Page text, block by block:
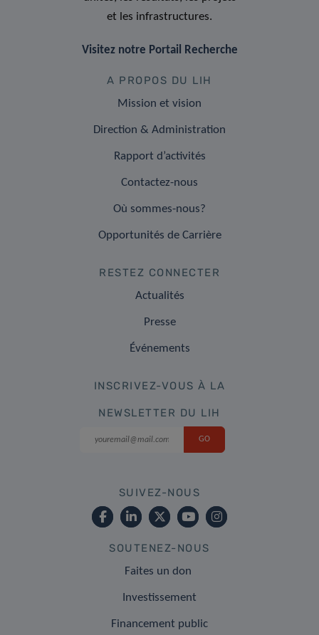
et les infrastructures.
Visitez notre Portail Recherche
A PROPOS DU LIH
Mission et vision
Direction & Administration
Rapport d’activités
Contactez-nous
Où sommes-nous?
Opportunités de Carrière
RESTEZ CONNECTER
Actualités
Presse
Événements
INSCRIVEZ-VOUS À LA
NEWSLETTER DU LIH
SUIVEZ-NOUS
SOUTENEZ-NOUS
Faites un don
Investissement
Financement public